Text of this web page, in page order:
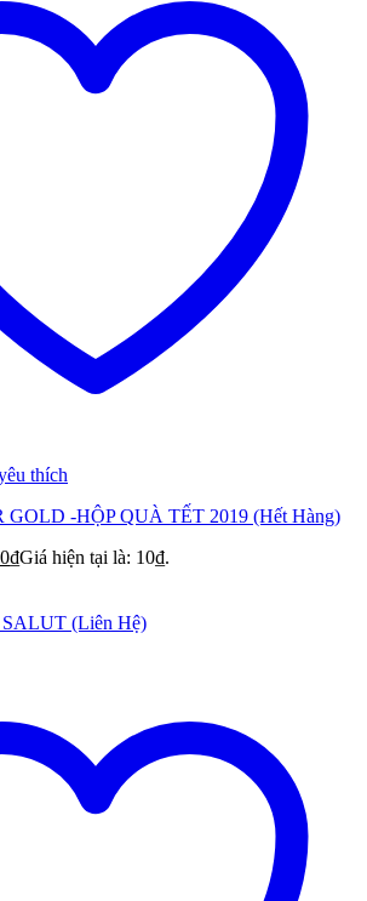
thích
-HỘP QUÀ TẾT 2019 (Hết Hàng)
₫Giá hiện tại là: 10₫.